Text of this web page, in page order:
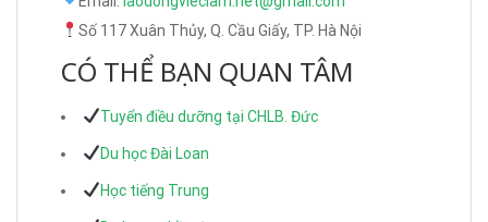
Số 117 Xuân Thủy, Q. Cầu Giấy, TP. Hà Nội
CÓ THỂ BẠN QUAN TÂM
Tuyển điều dưỡng tại CHLB. Đức
Du học Đài Loan
Học tiếng Trung